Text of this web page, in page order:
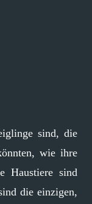
sind, die
wie ihre
Haustiere sind
die einzigen,